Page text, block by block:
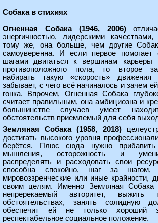
Собака в стихиях
Огненная Собака (1946, 2006)
энергичностью, лидерскими
тому же, она больше, чем другие
самоуверенна. И если первое
шагами двигаться к вершинам карьеры
противоположного пола, то второе
набирать такую «скорость»
забывает, с чего всё начиналось и зачем
гонка. Впрочем, Огненная Собака
считает правильным, она амбициозна и
большинстве случаев умеет
обстоятельств приемлемый для себя
Земляная Собака (1958, 2018)
достигать высокого уровня
берётся. Плюс сюда нужно прибавить
мышления, осторожность и
распределять и расходовать свои
способна спокойно, шаг за
мировоззренческие или иные крайности,
своим целям. Именно Земляная Собака
непререкаемый авторитет, выжить
обстоятельствах, занять солидную
обеспечит ей не только хороший
респектабельное социальное положение.